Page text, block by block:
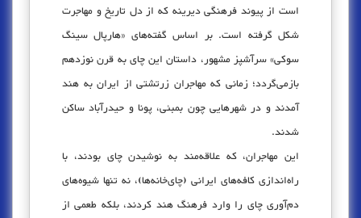
است از پیوند فرهنگی دیرینه که از دل تاریخ و مهاجرت
شکل گرفته است. بر اساس گفته‌های «هارپال سینگ
سوکی» سرآشپز مشهور، داستان این چای به قرن نوزدهم
بازمی‌گردد؛ زمانی که مهاجران زرتشتی از ایران به هند
آمدند و در شهرهایی چون بمبئی، پونا و حیدرآباد ساکن
شدند.
این مهاجران، که علاقه‌مند به نوشیدن چای بودند، با
راه‌اندازی کافه‌های ایرانی (چای‌خانه‌ها)، نه تنها شیوه‌های
دم‌آوری چای را وارد فرهنگ هند کردند، بلکه طعمی از